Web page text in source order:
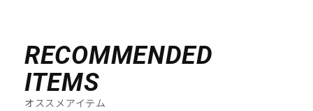
RECOMMENDED
ITEMS
オススメアイテム